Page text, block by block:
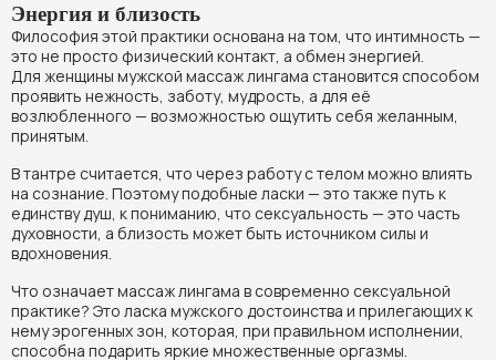
Энергия и близость
Философия этой практики основана на том, что интимность —
это не просто физический контакт, а обмен энергией.
Для женщины мужской массаж лингама становится способом
проявить нежность, заботу, мудрость, а для её
возлюбленного — возможностью ощутить себя желанным,
принятым.
В тантре считается, что через работу с телом можно влиять
на сознание. Поэтому подобные ласки — это также путь к
единству душ, к пониманию, что сексуальность — это часть
духовности, а близость может быть источником силы и
вдохновения.
Что означает массаж лингама в современно сексуальной
практике? Это ласка мужского достоинства и прилегающих к
нему эрогенных зон, которая, при правильном исполнении,
способна подарить яркие множественные оргазмы.